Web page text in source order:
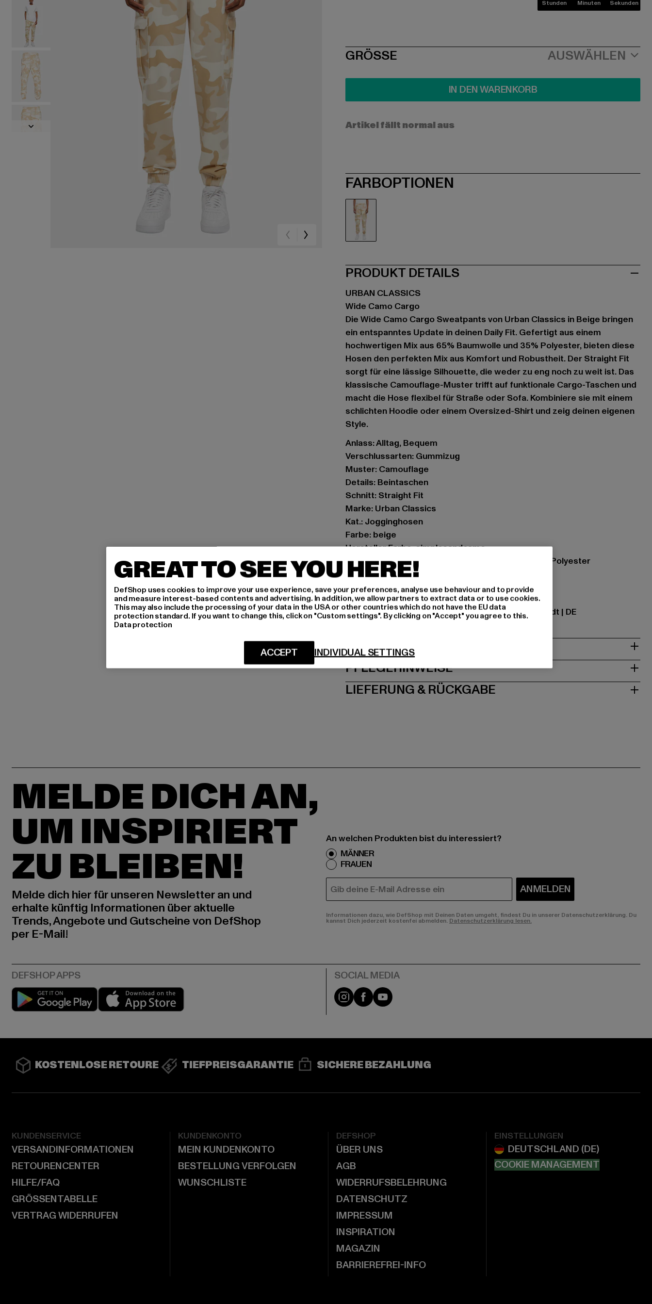
Stunden Minuten Sekunden
SIZE
GRÖSSE AUSWÄHLEN
IN DEN WARENKORB
Artikel fällt normal aus
FARBOPTIONEN
PRODUKT DETAILS
URBAN CLASSICS
Wide Camo Cargo
Die Wide Camo Cargo Sweatpants von Urban Classics in Beige bringen
ein entspanntes Update in deinen Daily Fit. Gefertigt aus einem
hochwertigen Mix aus 65% Baumwolle und 35% Polyester, bieten diese
Hosen den perfekten Mix aus Komfort und Robustheit. Der Straight Fit
sorgt für eine lässige Silhouette, die weder zu eng noch zu weit ist. Das
klassische Camouflage-Muster trifft auf funktionale Cargo-Taschen und
macht die Hose flexibel für Straße oder Sofa. Kombiniere sie mit einem
schlichten Hoodie oder einem Oversized-Shirt und zeig deinen eigenen
Style.
Anlass: Alltag, Bequem
Verschlussarten: Gummizug
Muster: Camouflage
Details: Beintaschen
Schnitt: Straight Fit
Marke: Urban Classics
Kat.: Jogginghosen
Farbe: beige
Hersteller Farbe: simplesandcamo
Materialzusammensetzung: 65% Baumwolle, 35% Polyester
Art.Nr: TB6672-14122
Hersteller: TB International GmbH |info@tbint.de
Dr.-Robert-Murjahn-Straße 7 | 64372 Ober-Ramstadt | DE
GRÖSSE & PASSFORM
PFLEGEHINWEISE
LIEFERUNG & RÜCKGABE
MELDE DICH AN,
UM INSPIRIERT
ZU BLEIBEN!
Melde dich hier für unseren Newsletter an und
erhalte künftig Informationen über aktuelle
Trends, Angebote und Gutscheine von DefShop
per E-Mail!
An welchen Produkten bist du interessiert?
MÄNNER
FRAUEN
E-MAIL ANMELDEN
Informationen dazu, wie DefShop mit Deinen Daten umgeht, findest Du in unserer Datenschutzerklärung. Du
kannst Dich jederzeit kostenfei abmelden. Datenschutzerklärung lesen.
Play market Instagram
FacebookYouTube
KOSTENLOSE RETOURE TIEFPREISGARANTIE SICHERE BEZAHLUNG
KUNDENSERVICE
VERSANDINFORMATIONEN
RETOURENCENTER
HILFE/FAQ
GRÖSSENTABELLE
VERTRAG WIDERRUFEN
KUNDENKONTO
MEIN KUNDENKONTO
BESTELLUNG VERFOLGEN
WUNSCHLISTE
DEFSHOP
ÜBER UNS
AGB
WIDERRUFSBELEHRUNG
DATENSCHUTZ
IMPRESSUM
INSPIRATION
MAGAZIN
BARRIEREFREI-INFO
EINSTELLUNGEN
COOKIE MANAGEMENT
GREAT TO SEE YOU HERE!
DefShop uses cookies to improve your use experience, save your preferences, analyse use behaviour and to provide
and measure interest-based contents and advertising. In addition, we allow partners to extract data or to use cookies.
This may also include the processing of your data in the USA or other countries which do not have the EU data
protection standard. If you want to change this, click on "Custom settings". By clicking on "Accept" you agree to this.
Data protection
INDIVIDUAL SETTINGS
ACCEPT